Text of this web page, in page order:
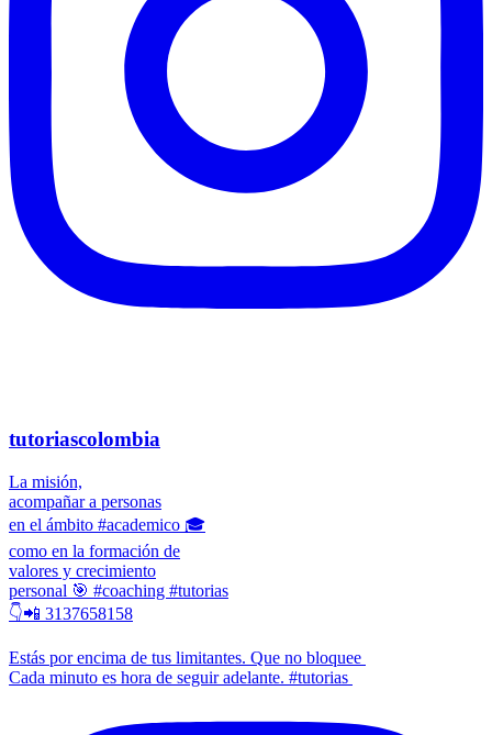
tutoriascolombia
La misión,
acompañar a personas
en el ámbito #academico 🎓
como en la formación de
valores y crecimiento
personal 🎯 #coaching #tutorias
👇📲 3137658158
Estás por encima de tus limitantes. Que no bloquee
Cada minuto es hora de seguir adelante. #tutorias